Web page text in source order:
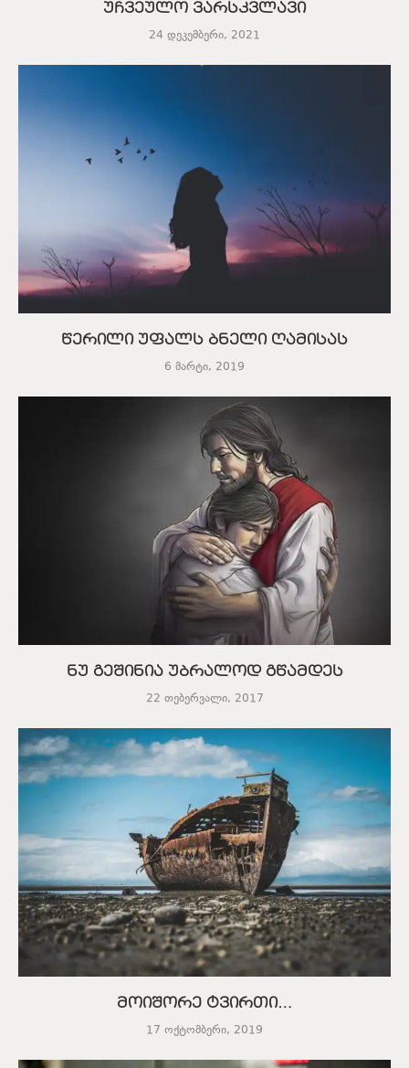
უჩვეულო ვარსკვლავი
24 დეკემბერი, 2021
წერილი უფალს ბნელი ღამისას
6 მარტი, 2019
ნუ გეშინია უბრალოდ გწამდეს
22 თებერვალი, 2017
მოიშორე ტვირთი…
17 ოქტომბერი, 2019